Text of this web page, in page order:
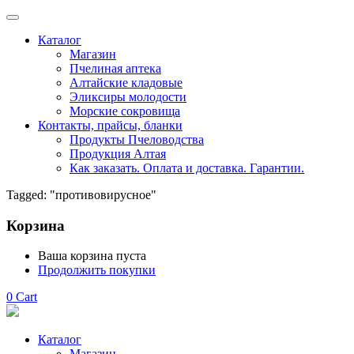
Каталог
Магазин
Пчелиная аптека
Алтайские кладовые
Эликсиры молодости
Морские сокровища
Контакты, прайсы, бланки
Продукты Пчеловодства
Продукция Алтая
Как заказать. Оплата и доставка. Гарантии.
Tagged: "противовирусное"
Корзина
Ваша корзина пуста
Продолжить покупки
0 Cart
Каталог